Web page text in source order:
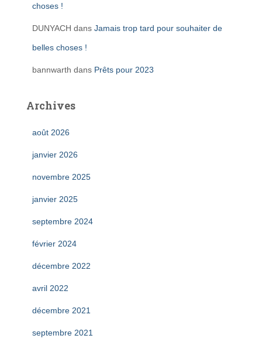
choses !
DUNYACH dans Jamais trop tard pour souhaiter de
belles choses !
bannwarth dans Prêts pour 2023
Archives
août 2026
janvier 2026
novembre 2025
janvier 2025
septembre 2024
février 2024
décembre 2022
avril 2022
décembre 2021
septembre 2021